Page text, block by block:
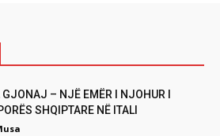
GJONAJ – NJË EMËR I NJOHUR I
SHQIPTARE NË ITALI